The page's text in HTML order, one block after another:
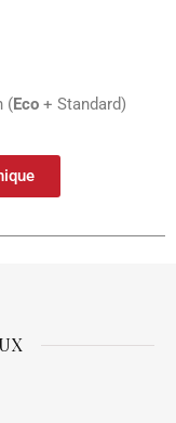
(Eco + Standard)